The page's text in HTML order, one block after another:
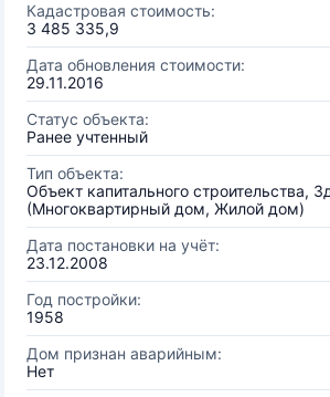
Кадастровая стоимость:
3 485 335,9
Дата обновления стоимости:
29.11.2016
Статус объекта:
Ранее учтенный
Тип объекта:
Объект капитального строительства,
(Многоквартирный дом, Жилой дом)
Дата постановки на учёт:
23.12.2008
Год постройки:
1958
Дом признан аварийным:
Нет